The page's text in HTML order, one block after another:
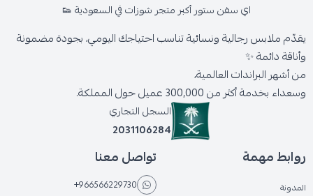
اي سفن ستور أكبر متجر شوزات في السعودية 👟
يقدّم ملابس رجالية ونسائية تناسب احتياجك اليومي، بجودة مضمونة
وأناقة دائمة ✨
من أشهر البراندات العالمية،
وسعداء بخدمة أكثر من 300,000 عميل حول المملكة.
السجل التجاري
2031106284
روابط مهمة
المدونة
تواصل معنا
+966566229730